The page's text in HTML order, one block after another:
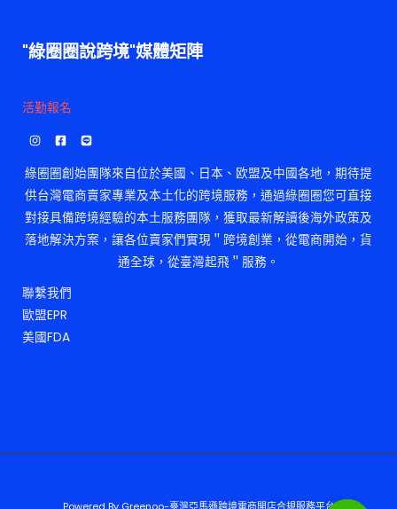
"綠圈圈說跨境"媒體矩陣
活勤報名
綠圈圈創始團隊來自位於美國、日本、欧盟及中國各地，期待提
供台灣電商賣家專業及本土化的跨境服務，通過綠圈圈您可直接
對接具備跨境經驗的本土服務團隊，獲取最新解讀後海外政策及
落地解決方案，讓各位賣家們實現＂跨境創業，從電商開始，貨
通全球，從臺灣起飛＂服務。
聯繫我們
歐盟EPR
美國FDA